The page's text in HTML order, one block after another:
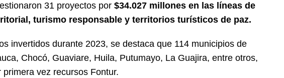
31 proyectos por $34.027 millones en las líneas de
turismo responsable y territorios turísticos de paz.
invertidos durante 2023, se destaca que 114 municipios de
Chocó, Guaviare, Huila, Putumayo, La Guajira, entre otros,
primera vez recursos Fontur.